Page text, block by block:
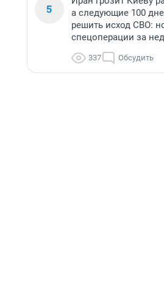
5
а следующие 100
решить исход СВО:
спецоперации за
337 Обсудить